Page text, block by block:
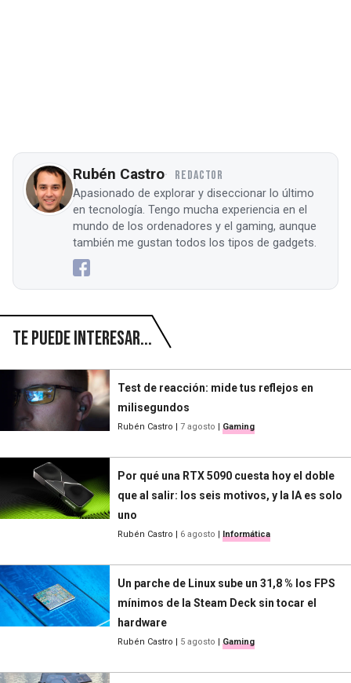
Rubén Castro REDACTOR
Apasionado de explorar y diseccionar lo último
en tecnología. Tengo mucha experiencia en el
mundo de los ordenadores y el gaming, aunque
también me gustan todos los tipos de gadgets.
Te puede interesar...
Test de reacción: mide tus reflejos en
milisegundos
Rubén Castro | 7 agosto | Gaming
Por qué una RTX 5090 cuesta hoy el doble
que al salir: los seis motivos, y la IA es solo
uno
Rubén Castro | 6 agosto | Informática
Un parche de Linux sube un 31,8 % los FPS
mínimos de la Steam Deck sin tocar el
hardware
Rubén Castro | 5 agosto | Gaming